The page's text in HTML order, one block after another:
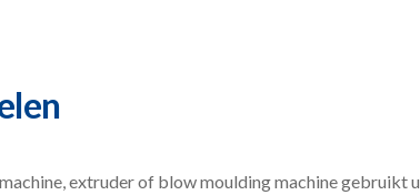
extruder of blow moulding machine gebruikt u